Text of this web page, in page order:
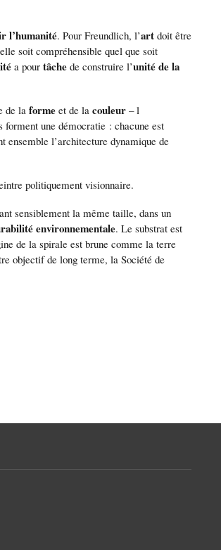
l’humanité. Pour Freundlich, l’artdoit être
soit compréhensible quel que soit
a pour tâchede construire l’unité de la
de la formeet de la couleur– l
forment une démocratie : chacune est
ensemble l’architecture dynamique de
politiquement visionnaire.
sensiblement la même taille, dans un
environnementale. Le substrat est
de la spirale est brune comme la terre
objectif de long terme, la Société de